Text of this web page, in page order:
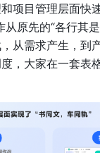
项目管理层面快
从原先的“各行其
从需求产生，到
，大家在一套表